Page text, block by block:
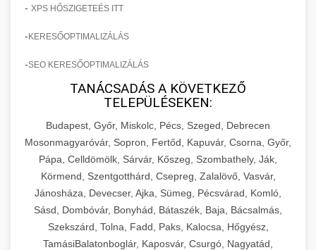
- XPS HŐSZIGETEÉS ITT
- KERESŐOPTIMALIZÁLÁS
-SEO KERESŐOPTIMALIZÁLÁS
TANÁCSADÁS A KÖVETKEZŐ
TELEPÜLÉSEKEN:
Budapest, Győr, Miskolc, Pécs, Szeged, Debrecen
Mosonmagyaróvár, Sopron, Fertőd, Kapuvár, Csorna, Győr,
Pápa, Celldömölk, Sárvár, Kőszeg, Szombathely, Ják,
Körmend, Szentgotthárd, Csepreg, Zalalövő, Vasvár,
Jánosháza, Devecser, Ajka, Sümeg, Pécsvárad, Komló,
Sásd, Dombóvár, Bonyhád, Bátaszék, Baja, Bácsalmás,
Szekszárd, Tolna, Fadd, Paks, Kalocsa, Hőgyész,
TamásiBalatonboglár, Kaposvár, Csurgó, Nagyatád,